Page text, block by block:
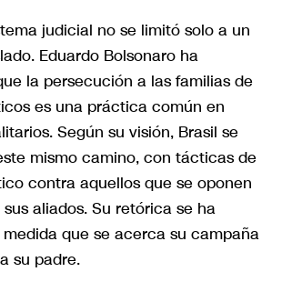
judicial no se limitó solo a un
Eduardo Bolsonaro ha
la persecución a las familias de
es una práctica común en
Según su visión, Brasil se
mismo camino, con tácticas de
contra aquellos que se oponen
aliados. Su retórica se ha
que se acerca su campaña
su padre.